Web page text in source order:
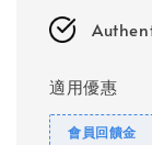
適用優惠
會員回饋金